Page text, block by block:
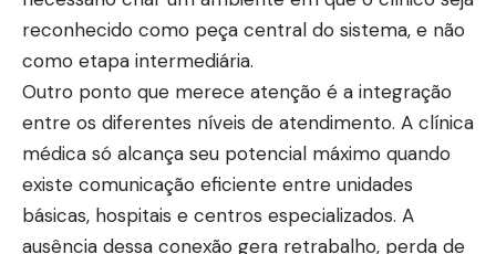
reconhecido como peça central do sistema, e não
como etapa intermediária.
Outro ponto que merece atenção é a integração
entre os diferentes níveis de atendimento. A clínica
médica só alcança seu potencial máximo quando
existe comunicação eficiente entre unidades
básicas, hospitais e centros especializados. A
ausência dessa conexão gera retrabalho, perda de